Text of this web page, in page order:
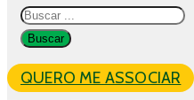
QUERO ME ASSOCIAR